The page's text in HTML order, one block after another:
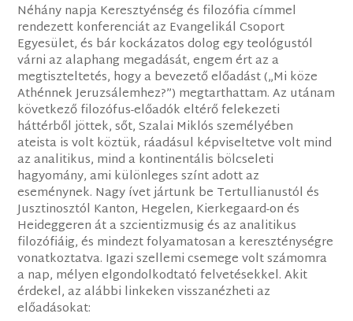
Néhány napja Keresztyénség és filozófia címmel
rendezett konferenciát az Evangelikál Csoport
Egyesület, és bár kockázatos dolog egy teológustól
várni az alaphang megadását, engem ért az a
megtiszteltetés, hogy a bevezető előadást („Mi köze
Athénnek Jeruzsálemhez?”) megtarthattam. Az utánam
következő filozófus-előadók eltérő felekezeti
háttérből jöttek, sőt, Szalai Miklós személyében
ateista is volt köztük, ráadásul képviseltetve volt mind
az analitikus, mind a kontinentális bölcseleti
hagyomány, ami különleges színt adott az
eseménynek. Nagy ívet jártunk be Tertullianustól és
Jusztinosztól Kanton, Hegelen, Kierkegaard-on és
Heideggeren át a szcientizmusig és az analitikus
filozófiáig, és mindezt folyamatosan a kereszténységre
vonatkoztatva. Igazi szellemi csemege volt számomra
a nap, mélyen elgondolkodtató felvetésekkel. Akit
érdekel, az alábbi linkeken visszanézheti az
előadásokat: